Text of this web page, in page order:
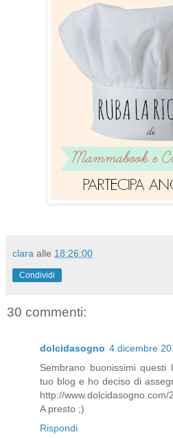
clara alle 18:26:00
Condividi
30 commenti:
dolcidasogno 4 dicembre
Sembrano buonissimi
tuo blog e ho deciso di
http://
A presto ;)
Rispondi